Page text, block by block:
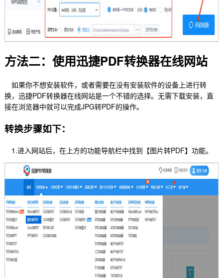
方法二：使用迅捷PDF转换器在线网站
如果你不想安装软件，或者需要在没有安装软件的设备上进行转
换，迅捷PDF转换器在线网站是一个不错的选择。无需下载安装，直
接在浏览器中就可以完成JPG转PDF的操作。
转换步骤如下：
1.进入网站后，在上方的功能导航栏中找到【图片转PDF】功能。